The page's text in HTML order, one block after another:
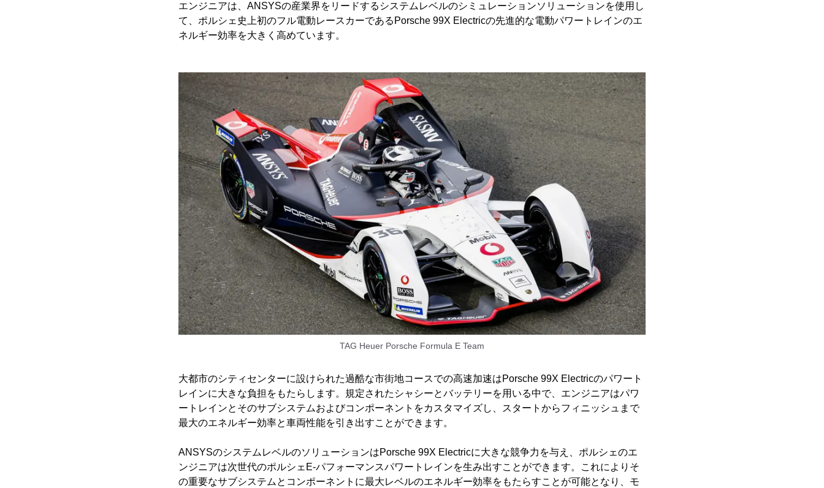
エンジニアは、ANSYSの産業界をリードするシステムレベルのシミュレーションソリューションを使用し
て、ポルシェ史上初のフル電動レースカーであるPorsche 99X Electricの先進的な電動パワートレインのエ
ネルギー効率を大きく高めています。
TAG Heuer Porsche Formula E Team
大都市のシティセンターに設けられた過酷な市街地コースでの高速加速はPorsche 99X Electricのパワート
レインに大きな負担をもたらします。規定されたシャシーとバッテリーを用いる中で、エンジニアはパワ
ートレインとそのサブシステムおよびコンポーネントをカスタマイズし、スタートからフィニッシュまで
最大のエネルギー効率と車両性能を引き出すことができます。
ANSYSのシステムレベルのソリューションはPorsche 99X Electricに大きな競争力を与え、ポルシェのエ
ンジニアは次世代のポルシェE-パフォーマンスパワートレインを生み出すことができます。これによりそ
の重要なサブシステムとコンポーネントに最大レベルのエネルギー効率をもたらすことが可能となり、モ